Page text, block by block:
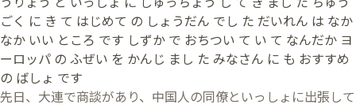
ごく に き て はじめて の しょうだん でし た だいれん は なか
なか いい ところ です しずか で おちつい て い て なんだか ヨ
ーロッパ の ふぜい を かんじ まし た みなさん に も おすすめ
の ばしょ です
先日、大連で商談があり、中国人の同僚といっしょに出張して